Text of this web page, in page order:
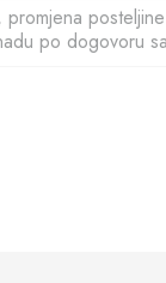
promjena
po dogovoru sa